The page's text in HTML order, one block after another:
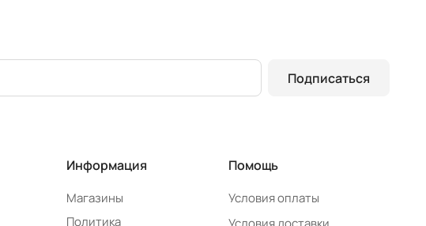
Подписаться
Информация
Магазины
Политика
Помощь
Условия оплаты